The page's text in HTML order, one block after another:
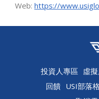
Web: https://
投資人專區 虛
回饋 USI部落格